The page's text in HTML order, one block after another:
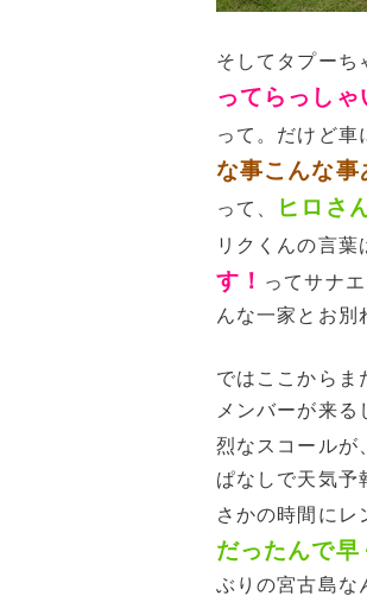
そしてタプーち
ってらっしゃ
って。だけど車
な事こんな事
って、
ヒロさ
リクくんの言葉
す！ ってサナ
んな一家とお別
ではここからま
メンバーが来
烈なスコールが
ぱなしで天気予
さかの時間にレ
だったんで早
ぶりの宮古島な